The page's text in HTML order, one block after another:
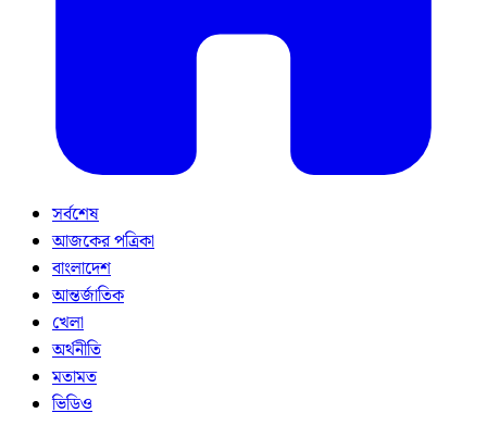
সর্বশেষ
আজকের পত্রিকা
বাংলাদেশ
আন্তর্জাতিক
খেলা
অর্থনীতি
মতামত
ভিডিও